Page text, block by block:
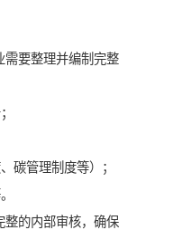
需要整理并编制完整
碳管理制度等）；
整的内部审核，确保